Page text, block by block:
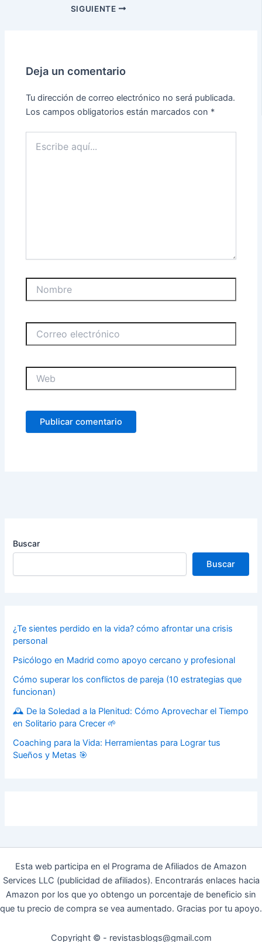
SIGUIENTE
Deja un comentario
Tu dirección de correo electrónico no será publicada.
Los campos obligatorios están marcados con *
aquí...
electrónico
Buscar
Buscar
¿Te sientes perdido en la vida? cómo afrontar una crisis
personal
Psicólogo en Madrid como apoyo cercano y profesional
Cómo superar los conflictos de pareja (10 estrategias que
funcionan)
🕰️ De la Soledad a la Plenitud: Cómo Aprovechar el Tiempo
en Solitario para Crecer 🌱
Coaching para la Vida: Herramientas para Lograr tus
Sueños y Metas 🎯
Esta web participa en el Programa de Afiliados de Amazon
Services LLC (publicidad de afiliados). Encontrarás enlaces hacia
Amazon por los que yo obtengo un porcentaje de beneficio sin
que tu precio de compra se vea aumentado. Gracias por tu apoyo.
Copyright © - revistasblogs@gmail.com